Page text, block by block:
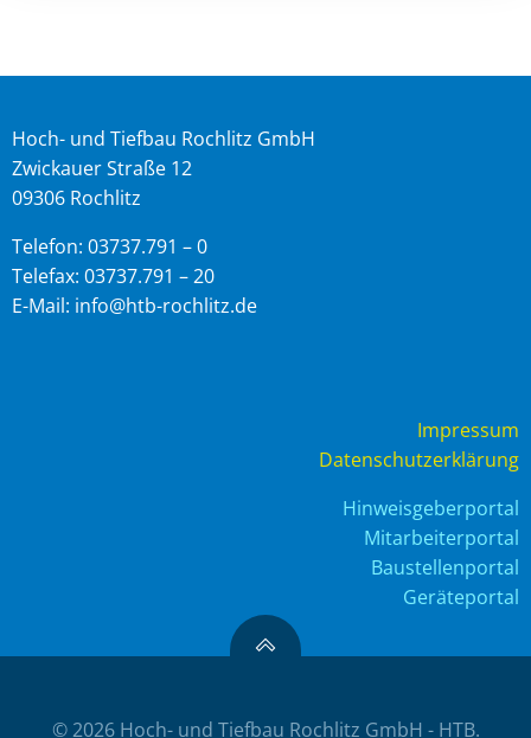
Hoch- und Tiefbau Rochlitz GmbH
Zwickauer Straße 12
09306 Rochlitz
Telefon: 03737.791 – 0
Telefax: 03737.791 – 20
E-Mail: info@htb-rochlitz.de
Impressum
Datenschutzerklärung
Hinweisgeberportal
Mitarbeiterportal
Baustellenportal
Geräteportal
© 2026 Hoch- und Tiefbau Rochlitz GmbH - HTB.